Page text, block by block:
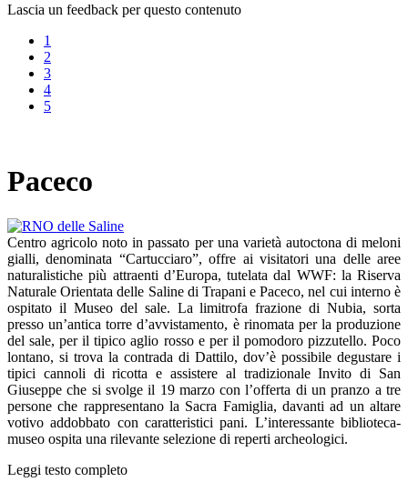
Lascia un feedback per questo contenuto
1
2
3
4
5
Paceco
Centro agricolo noto in passato per una varietà autoctona di meloni
gialli, denominata “Cartucciaro”, offre ai visitatori una delle aree
naturalistiche più attraenti d’Europa, tutelata dal WWF: la Riserva
Naturale Orientata delle Saline di Trapani e Paceco, nel cui interno è
ospitato il Museo del sale. La limitrofa frazione di Nubia, sorta
presso un’antica torre d’avvistamento, è rinomata per la produzione
del sale, per il tipico aglio rosso e per il pomodoro pizzutello. Poco
lontano, si trova la contrada di Dattilo, dov’è possibile degustare i
tipici cannoli di ricotta e assistere al tradizionale Invito di San
Giuseppe che si svolge il 19 marzo con l’offerta di un pranzo a tre
persone che rappresentano la Sacra Famiglia, davanti ad un altare
votivo addobbato con caratteristici pani. L’interessante biblioteca-
museo ospita una rilevante selezione di reperti archeologici.
Leggi testo completo